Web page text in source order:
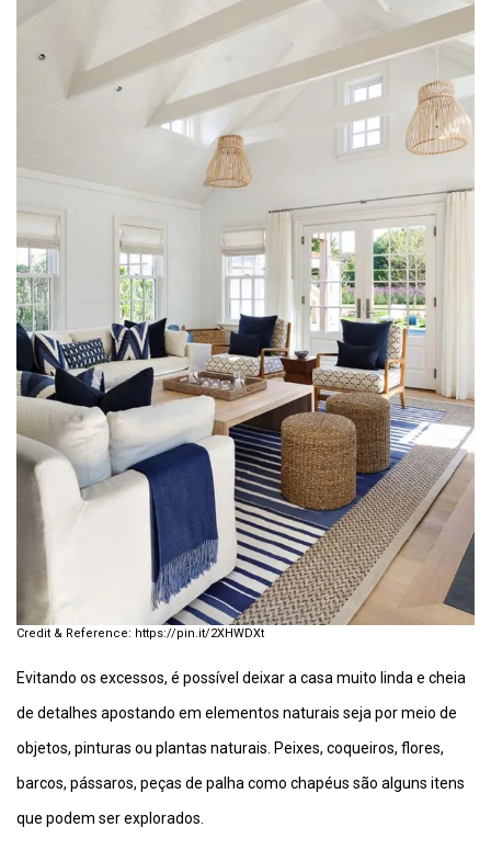
https://pin.it/2XHWDXt
Evitando os excessos, é possível deixar a casa muito linda e cheia
de detalhes apostando em elementos naturais seja por meio de
objetos, pinturas ou plantas naturais. Peixes, coqueiros, flores,
barcos, pássaros, peças de palha como chapéus são alguns itens
que podem ser explorados.